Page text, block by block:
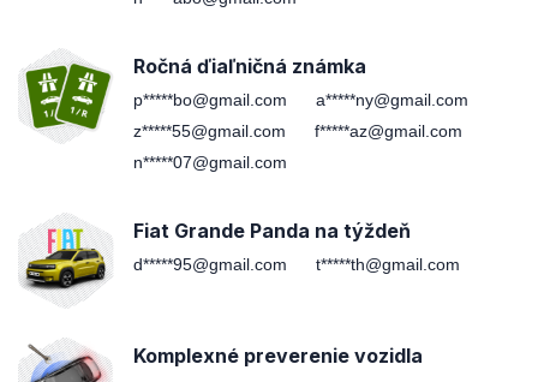
Ročná ďiaľničná známka
p*****bo@gmail.com
a*****ny@gmail.com
z*****55@gmail.com
f*****az@gmail.com
n*****07@gmail.com
Fiat Grande Panda na týždeň
d*****95@gmail.com t*****th@gmail.com
Komplexné preverenie vozidla